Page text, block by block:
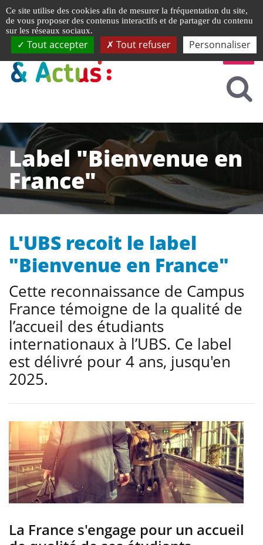
Label "Bienvenue en
France"
L'UBS recoit le label
"Bienvenue en France"
Cette reconnaissance de Campus
France témoigne de la qualité de
l’accueil des étudiants
internationaux à l’UBS. Ce label
est délivré pour 4 ans, jusqu'en
2025.
La France s'engage pour un accueil
Ce site utilise des cookies afin de mesurer la fréquentation du site,
de vous proposer des contenus interactifs et de partager du contenu
sur les réseaux sociaux.
Tout accepter Tout refuser Personnaliser